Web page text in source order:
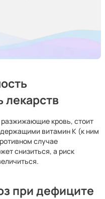
кровь, стоит
витамин K (к ним
случае
снизиться, а риск
при дефиците